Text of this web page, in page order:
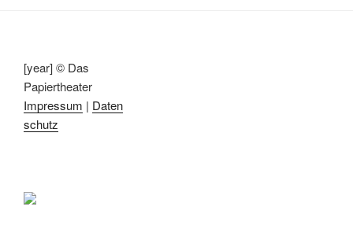
[year] © Das
Papiertheater
Impressum | Daten
schutz